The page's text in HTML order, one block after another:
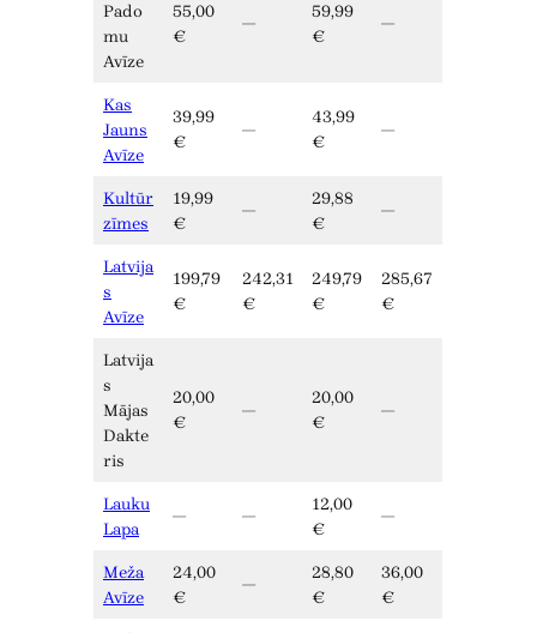
Pado
mu
Avīze
55,00
€
—
59,99
€
—
Kas
Jauns
Avīze
39,99
€
—
43,99
€
—
Kultūr
zīmes
19,99
€
—
29,88
€
—
Latvija
s
Avīze
199,79
€
242,31
€
249,79
€
285,67
€
Latvija
s
Mājas
Dakte
ris
20,00
€
—
20,00
€
—
Lauku
Lapa
— —
12,00
€
—
Meža
Avīze
24,00
€
—
28,80
€
36,00
€